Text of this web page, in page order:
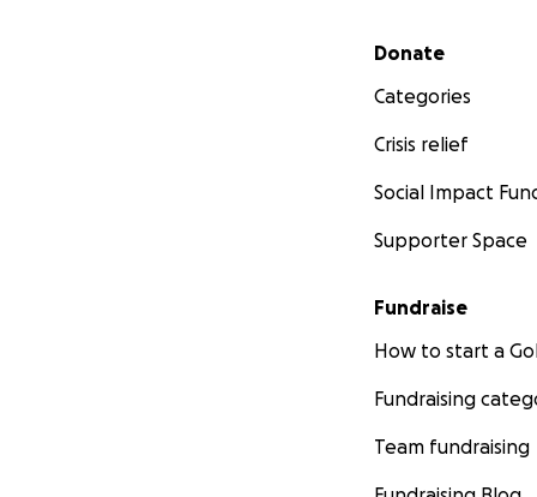
Secondary menu
Donate
Categories
Crisis relief
Social Impact
Supporter Space
Fundraise
How to start a
Fundraising
Team fundraising